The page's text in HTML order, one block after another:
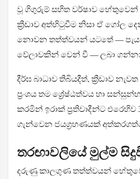
වූ ගිගුරුම් සහිත වර්ෂාව හේතුවෙන්
ක්‍රීඩාව අත්හිටුවීම නිසා ඒ ගෝල
නොවන තත්ත්වයන් යටතේ —
වේලාවකින් වෙන් වී — ලබා
දීර්ඝ බාධාව තිබියදීත්, ක්‍රීඩාව
ප්‍රංශය තම ශ්‍රේෂ්ඨත්වය හා
කරමින් ඉරාක් ප්‍රතිවාදීන්ට
ගැන්වෙන ජයග්‍රහණයක්
තරඟාවලියේ මුල්ම
දරුණු කාලගුණ තත්ත්වයන්